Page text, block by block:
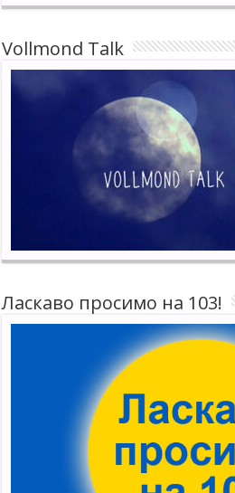
Vollmond Talk
Ласкаво просимо на 103!